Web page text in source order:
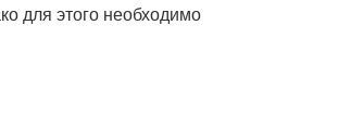
для этого необходимо